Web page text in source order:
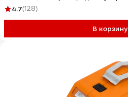
4.7(128)
В корзину